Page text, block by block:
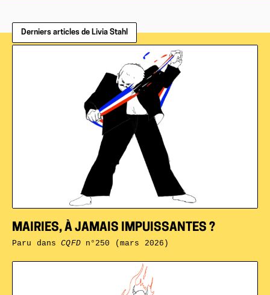
Derniers articles de Livia Stahl
MAIRIES, À JAMAIS IMPUISSANTES ?
Paru dansCQFDn°250 (mars 2026)